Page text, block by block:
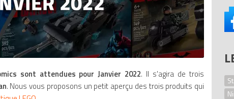
sont attendues pour Janvier 2022. Il s'agira de trois
. Nous vous proposons un petit aperçu des trois produits qui